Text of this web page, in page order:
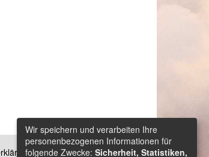
Kontakt
Wir speichern und verarbeiten Ihre
personenbezogenen Informationen für
folgende Zwecke: Sicherheit, Statistiken,